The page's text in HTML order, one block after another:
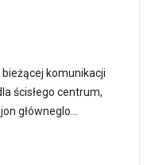
komunikacji
ścisłego centrum,
główneglo…